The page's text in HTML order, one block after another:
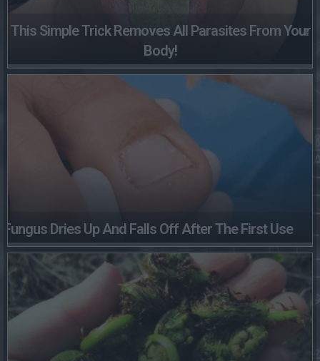
This Simple Trick Removes All Parasites From Your
Body!
Fungus Dries Up And Falls Off After The First Use